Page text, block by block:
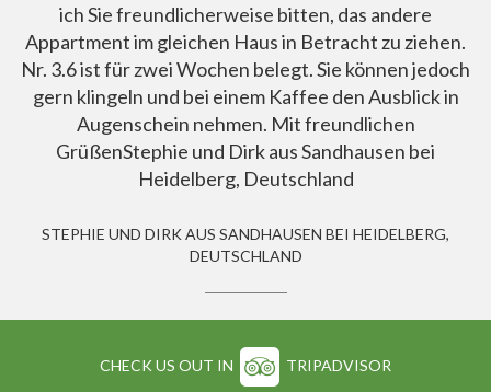
ich Sie freundlicherweise bitten, das andere
Appartment im gleichen Haus in Betracht zu ziehen.
Nr. 3.6 ist für zwei Wochen belegt. Sie können jedoch
gern klingeln und bei einem Kaffee den Ausblick in
Augenschein nehmen. Mit freundlichen
GrüßenStephie und Dirk aus Sandhausen bei
Heidelberg, Deutschland
STEPHIE UND DIRK AUS SANDHAUSEN BEI HEIDELBERG,
DEUTSCHLAND
CHECK US OUT IN TRIPADVISOR